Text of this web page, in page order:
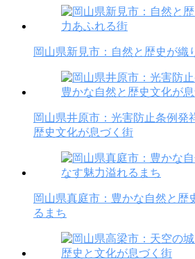
岡山県新見市：自然と歴史が織
岡山県井原市：光害防止条例発
歴史文化が息づく街
岡山県真庭市：豊かな自然と歴
るまち